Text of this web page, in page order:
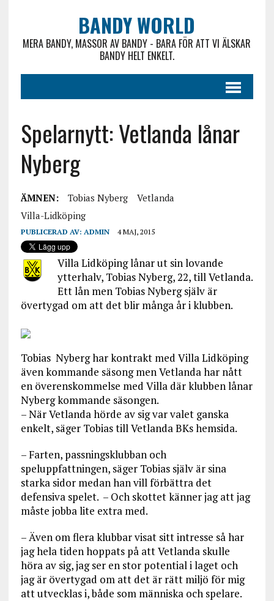
BANDY WORLD
MERA BANDY, MASSOR AV BANDY - BARA FÖR ATT VI ÄLSKAR
BANDY HELT ENKELT.
Spelarnytt: Vetlanda lånar
Nyberg
ÄMNEN: Tobias Nyberg
Vetlanda
Villa-Lidköping
PUBLICERAD AV: ADMIN 4 MAJ, 2015
Villa Lidköping lånar ut sin lovande
ytterhalv, Tobias Nyberg, 22, till Vetlanda.
Ett lån men Tobias Nyberg själv är
övertygad om att det blir många år i klubben.
Tobias Nyberg har kontrakt med Villa Lidköping
även kommande säsong men Vetlanda har nått
en överenskommelse med Villa där klubben lånar
Nyberg kommande säsongen.
– När Vetlanda hörde av sig var valet ganska
enkelt, säger Tobias till Vetlanda BKs hemsida.
– Farten, passningsklubban och
speluppfattningen, säger Tobias själv är sina
starka sidor medan han vill förbättra det
defensiva spelet. – Och skottet känner jag att jag
måste jobba lite extra med.
– Även om flera klubbar visat sitt intresse så har
jag hela tiden hoppats på att Vetlanda skulle
höra av sig, jag ser en stor potential i laget och
jag är övertygad om att det är rätt miljö för mig
att utvecklas i, både som människa och spelare.